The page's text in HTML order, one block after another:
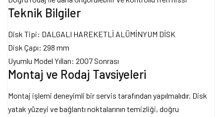
Teknik Bilgiler
Disk Tipi: DALGALI HAREKETLİ ALÜMİNYUM DİSK
Disk Çapı: 298 mm
Uyumlu Model Yılları: 2007 Sonrası
Montaj ve Rodaj Tavsiyeleri
Montaj işlemi deneyimli bir servis tarafından yapılmalıdır. Disk
yatak yüzeyi ve bağlantı noktalarının temizliği, doğru